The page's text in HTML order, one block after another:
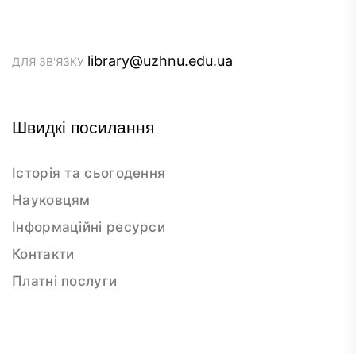
ДЛЯ ЗВ'ЯЗКУ library@uzhnu.edu.ua
Швидкі посилання
Історія та сьогодення
Науковцям
Інформаційні ресурси
Контакти
Платні послуги